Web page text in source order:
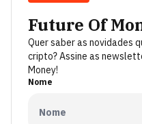
Future Of
Quer saber as novidades
cripto? Assine as
Money!
Nome